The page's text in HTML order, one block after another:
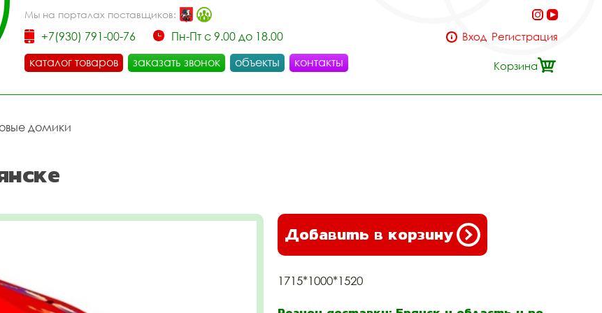
Мы на порталах поставщиков:
+7(930) 791-00-76
Пн-Пт с 9.00 до 18.00
каталог товаров
заказать звонок объекты контакты
Вход Регистрация
Корзина
домики
Добавить в корзину
1715*1000*1520